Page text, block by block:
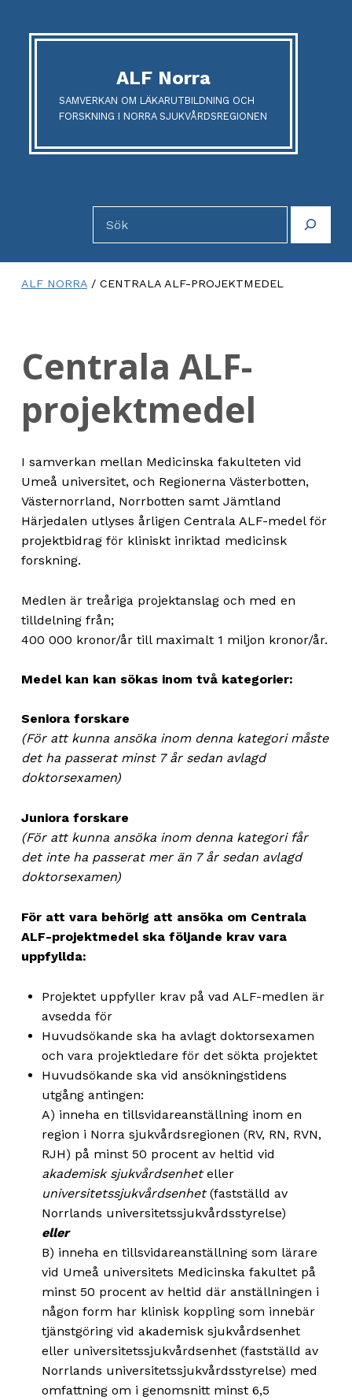
ALF Norra
SAMVERKAN OM LÄKARUTBILDNING OCH
FORSKNING I NORRA SJUKVÅRDSREGIONEN
Sök
ALF NORRA/ CENTRALA ALF-PROJEKTMEDEL
Centrala ALF-
projektmedel
I samverkan mellan Medicinska fakulteten vid
Umeå universitet, och Regionerna Västerbotten,
Västernorrland, Norrbotten samt Jämtland
Härjedalen utlyses årligen Centrala ALF-medel för
projektbidrag för kliniskt inriktad medicinsk
forskning.
Medlen är treåriga projektanslag och med en
tilldelning från;
400 000 kronor/år till maximalt 1 miljon kronor/år.
Medel kan kan sökas inom två kategorier:
Seniora forskare
(För att kunna ansöka inom denna kategori måste
det ha passerat minst 7 år sedan avlagd
doktorsexamen)
Juniora forskare
(För att kunna ansöka inom denna kategori får
det inte ha passerat mer än 7 år sedan avlagd
doktorsexamen)
För att vara behörig att ansöka om Centrala
ALF-projektmedel ska följande krav vara
uppfyllda:
Projektet uppfyller krav på vad ALF-medlen är
avsedda för
Huvudsökande ska ha avlagt doktorsexamen
och vara projektledare för det sökta projektet
Huvudsökande ska vid ansökningstidens
utgång antingen:
A) inneha en tillsvidareanställning inom en
region i Norra sjukvårdsregionen (RV, RN, RVN,
RJH) på minst 50 procent av heltid vid
akademisk sjukvårdsenheteller
universitetssjukvårdsenhet(fastställd av
Norrlands universitetssjukvårdsstyrelse)
eller
B) inneha en tillsvidareanställning som lärare
vid Umeå universitets Medicinska fakultet på
minst 50 procent av heltid där anställningen i
någon form har klinisk koppling som innebär
tjänstgöring vid akademisk sjukvårdsenhet
eller universitetssjukvårdsenhet (fastställd av
Norrlands universitetssjukvårdsstyrelse) med
omfattning om i genomsnitt minst 6,5